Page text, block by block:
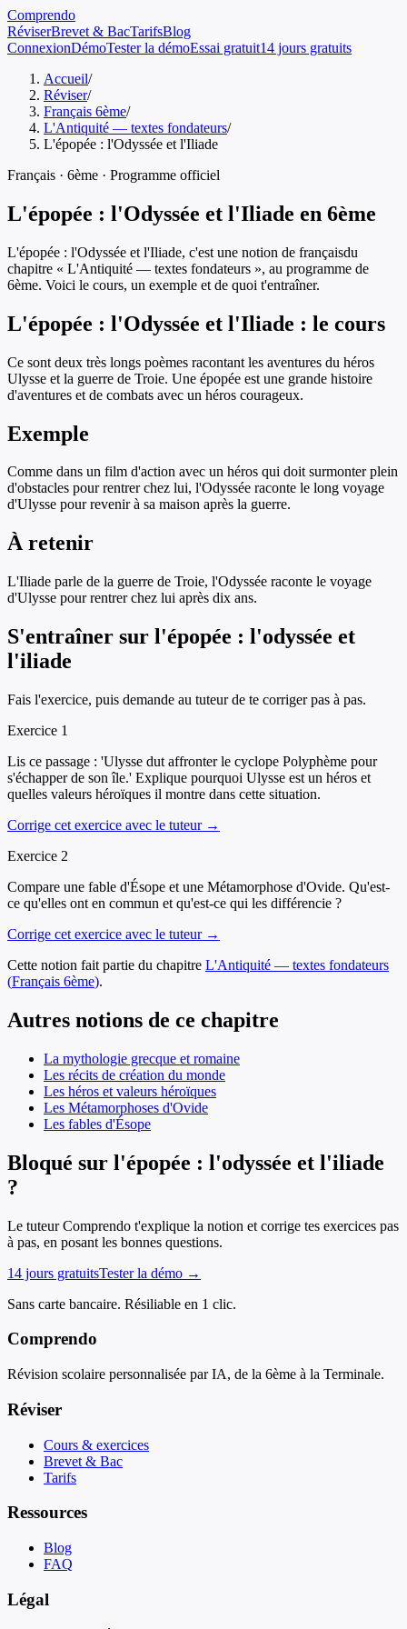
Comprendo
RéviserBrevet & BacTarifsBlog
ConnexionDémoTester la démoEssai gratuit14 jours gratuits
Accueil/
Réviser/
Français 6ème/
L'Antiquité — textes fondateurs/
L'épopée : l'Odyssée et l'Iliade
Français · 6ème · Programme officiel
L'épopée : l'Odyssée et l'Iliade en 6ème
L'épopée : l'Odyssée et l'Iliade, c'est une notion de françaisdu
chapitre « L'Antiquité — textes fondateurs », au programme de
6ème. Voici le cours, un exemple et de quoi t'entraîner.
L'épopée : l'Odyssée et l'Iliade : le cours
Ce sont deux très longs poèmes racontant les aventures du héros
Ulysse et la guerre de Troie. Une épopée est une grande histoire
d'aventures et de combats avec un héros courageux.
Exemple
Comme dans un film d'action avec un héros qui doit surmonter plein
d'obstacles pour rentrer chez lui, l'Odyssée raconte le long voyage
d'Ulysse pour revenir à sa maison après la guerre.
À retenir
L'Iliade parle de la guerre de Troie, l'Odyssée raconte le voyage
d'Ulysse pour rentrer chez lui après dix ans.
S'entraîner sur l'épopée : l'odyssée et
l'iliade
Fais l'exercice, puis demande au tuteur de te corriger pas à pas.
Exercice 1
Lis ce passage : 'Ulysse dut affronter le cyclope Polyphème pour
s'échapper de son île.' Explique pourquoi Ulysse est un héros et
quelles valeurs héroïques il montre dans cette situation.
Corrige cet exercice avec le tuteur →
Exercice 2
Compare une fable d'Ésope et une Métamorphose d'Ovide. Qu'est-
ce qu'elles ont en commun et qu'est-ce qui les différencie ?
Corrige cet exercice avec le tuteur →
Cette notion fait partie du chapitre L'Antiquité — textes fondateurs
(Français 6ème).
Autres notions de ce chapitre
La mythologie grecque et romaine
Les récits de création du monde
Les héros et valeurs héroïques
Les Métamorphoses d'Ovide
Les fables d'Ésope
Bloqué sur l'épopée : l'odyssée et l'iliade
?
Le tuteur Comprendo t'explique la notion et corrige tes exercices pas
à pas, en posant les bonnes questions.
14 jours gratuitsTester la démo →
Sans carte bancaire. Résiliable en 1 clic.
Comprendo
Révision scolaire personnalisée par IA, de la 6ème à la Terminale.
Réviser
Cours & exercices
Brevet & Bac
Tarifs
Ressources
Blog
FAQ
Légal